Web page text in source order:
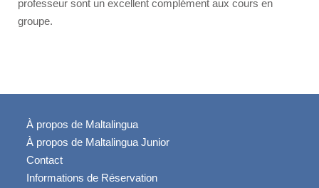
Arriver à Malte
Voyages en Bateau
Informations Utiles
professeur sont un excellent complément aux cours en
groupe.
À propos de Maltalingua
À propos de Maltalingua Junior
Contact
Informations de Réservation